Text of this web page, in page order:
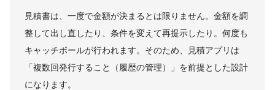
見積書は、一度で金額が決まるとは限りません。金額を調
整して出し直したり、条件を変えて再提示したり。何度も
キャッチボールが行われます。そのため、見積アプリは
「複数回発行すること（履歴の管理）」を前提とした設計
になります。